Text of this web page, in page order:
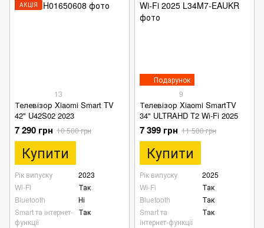
АКЦІЯ
13
Телевізор Xiaomi Smart TV
42" U42S02 2023
7 290 грн 10 500 грн
Купити
Рік випуску
2023
Wi-Fi
Так
Bluetooth
Ні
Smart та інтернет-
функції
Так
Подарунок
9
Телевізор Xiaomi SmartTV
34" ULTRAHD T2 Wi-Fi 2025
7 399 грн 11 500 грн
Купити
Рік випуску
2025
Wi-Fi
Так
Bluetooth
Так
Smart та
інтернет-функції
Так